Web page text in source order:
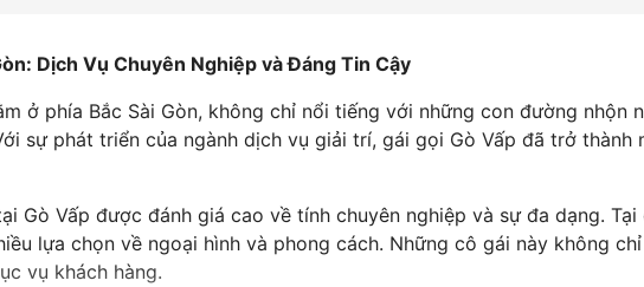
Dịch Vụ Chuyên Nghiệp và Đáng Tin Cậy
ở phía Bắc Sài Gòn, không chỉ nổi tiếng với những con đường
sự phát triển của ngành dịch vụ giải trí, gái gọi Gò Vấp đã trở
Gò Vấp được đánh giá cao về tính chuyên nghiệp và sự đa dạng.
lựa chọn về ngoại hình và phong cách. Những cô gái này không
vụ khách hàng.